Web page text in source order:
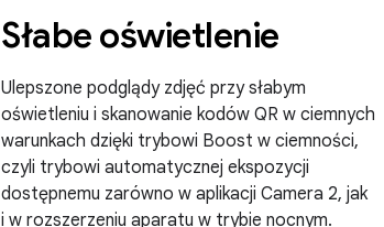
Słabe oświetlenie
Ulepszone podglądy zdjęć przy słabym
oświetleniu i skanowanie kodów QR w ciemnych
warunkach dzięki trybowi Boost w ciemności,
czyli trybowi automatycznej ekspozycji
dostępnemu zarówno w aplikacji Camera 2, jak
i w rozszerzeniu aparatu w trybie nocnym.